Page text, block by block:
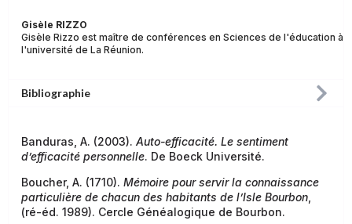
Gisèle RIZZO
Gisèle Rizzo est maître de conférences en Sciences de l'éducation à
l'université de La Réunion.
Bibliographie
Banduras, A. (2003). Auto-efficacité. Le sentiment
d’efficacité personnelle. De Boeck Université.
Boucher, A. (1710). Mémoire pour servir la connaissance
particulière de chacun des habitants de l’Isle Bourbon
(ré-éd. 1989). Cercle Généalogique de Bourbon.